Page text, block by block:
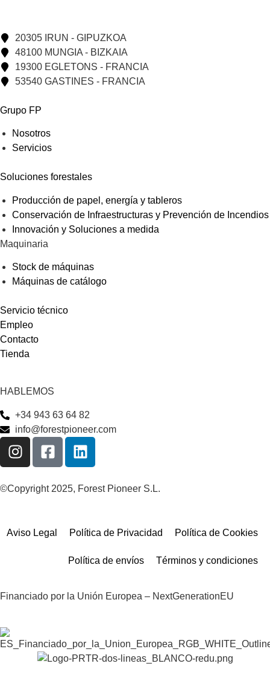
20305 IRUN - GIPUZKOA
48100 MUNGIA - BIZKAIA
19300 EGLETONS - FRANCIA
53540 GASTINES - FRANCIA
Grupo FP
Nosotros
Servicios
Soluciones forestales
Producción de papel, energía y tableros
Conservación de Infraestructuras y Prevención de Incendios
Innovación y Soluciones a medida
Maquinaria
Stock de máquinas
Máquinas de catálogo
Servicio técnico
Empleo
Contacto
Tienda
HABLEMOS
+34 943 63 64 82
info@forestpioneer.com
©Copyright 2025, Forest Pioneer S.L.
Aviso Legal Política de Privacidad Política de Cookies
Política de envíos Términos y condiciones
Financiado por la Unión Europea – NextGenerationEU